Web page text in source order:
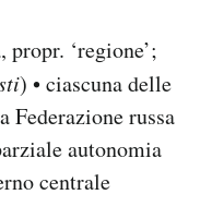
propr. ‘regione’;
) • ciascuna delle
russa
autonomia
centrale